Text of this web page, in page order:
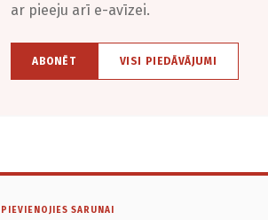
ar pieeju arī e-avīzei.
ABONĒT VISI PIEDĀVĀJUMI
PIEVIENOJIES SARUNAI